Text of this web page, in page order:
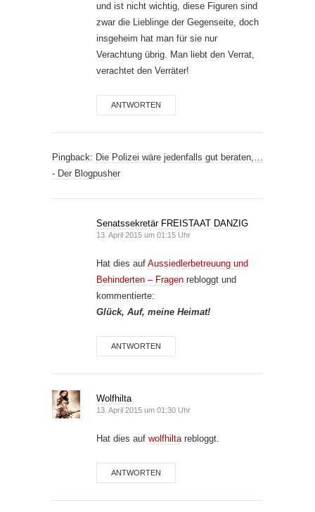
und ist nicht wichtig, diese Figuren sind
zwar die Lieblinge der Gegenseite, doch
insgeheim hat man für sie nur
Verachtung übrig. Man liebt den Verrat,
verachtet den Verräter!
ANTWORTEN
Pingback: Die Polizei wäre jedenfalls gut beraten,…
- Der Blogpusher
Senatssekretär FREISTAAT DANZIG
13. April 2015 um 01:15 Uhr
Hat dies auf Aussiedlerbetreuung und
Behinderten – Fragen rebloggt und
kommentierte:
Glück, Auf, meine Heimat!
ANTWORTEN
Wolfhilta
13. April 2015 um 01:30 Uhr
Hat dies auf wolfhiltarebloggt.
ANTWORTEN